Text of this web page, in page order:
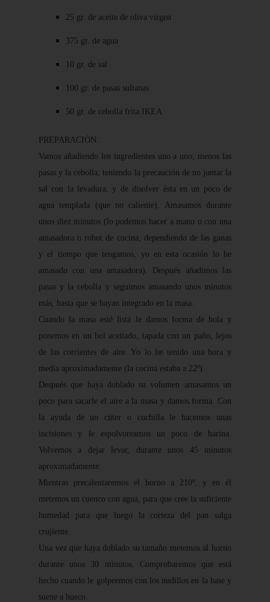
25 gr. de aceite de oliva virgen
375 gr. de agua
10 gr. de sal
100 gr. de pasas sultanas
50 gr. de cebolla frita IKEA
PREPARACIÓN:
Vamos añadiendo los ingredientes uno a uno, menos las
pasas y la cebolla, teniendo la precaución de no juntar la
sal con la levadura, y de disolver ésta en un poco de
agua templada (que no caliente). Amasamos durante
unos diez minutos (lo podemos hacer a mano o con una
amasadora o robot de cocina, dependiendo de las ganas
y el tiempo que tengamos, yo en esta ocasión lo he
amasado con una amasadora). Después añadimos las
pasas y la cebolla y seguimos amasando unos minutos
más, hasta que se hayan integrado en la masa.
Cuando la masa esté lista le damos forma de bola y
ponemos en un bol aceitado, tapada con un paño, lejos
de las corrientes de aire. Yo lo he tenido una hora y
media aproximadamente (la cocina estaba a 22º).
Después que haya doblado su volumen amasamos un
poco para sacarle el aire a la masa y damos forma. Con
la ayuda de un cúter o cuchilla le hacemos unas
incisiones y le espolvoreamos un poco de harina.
Volvemos a dejar levar, durante unos 45 minutos
aproximadamente.
Mientras precalentaremos el horno a 210º, y en él
metemos un cuenco con agua, para que cree la suficiente
humedad para que luego la corteza del pan salga
crujiente.
Una vez que haya doblado su tamaño metemos al horno
durante unos 30 minutos. Comprobaremos que está
hecho cuando le golpeemos con los nudillos en la base y
suene a hueco.